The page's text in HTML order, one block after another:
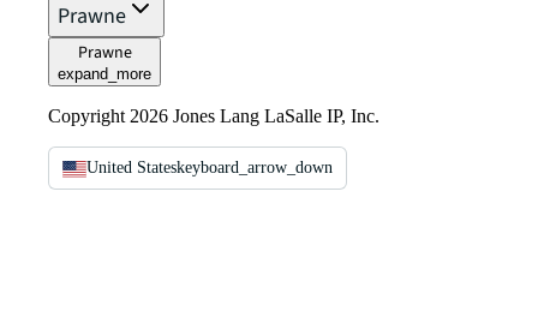
Prawne
Prawne
expand_more
Copyright 2026 Jones Lang LaSalle IP, Inc.
United Stateskeyboard_arrow_down